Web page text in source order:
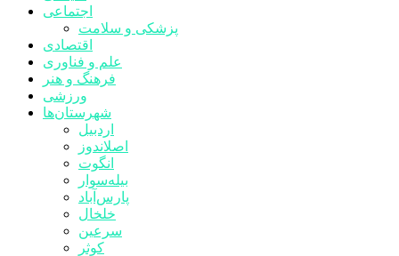
اجتماعی
پزشکی و سلامت
اقتصادی
علم و فناوری
فرهنگ و هنر
ورزشی
شهرستان‌ها
اردبیل
اصلاندوز
انگوت
بیله‌سوار
پارس‌آباد
خلخال
سرعین
کوثر